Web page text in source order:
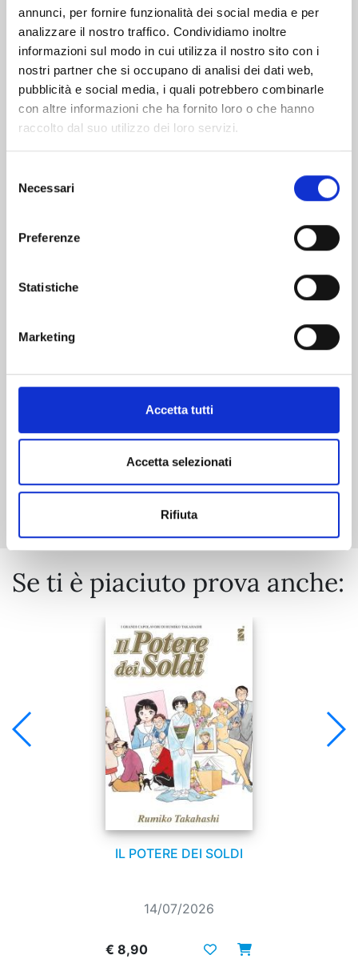
annunci, per fornire funzionalità dei social media e per
analizzare il nostro traffico. Condividiamo inoltre
informazioni sul modo in cui utilizza il nostro sito con i
nostri partner che si occupano di analisi dei dati web,
pubblicità e social media, i quali potrebbero combinarle
con altre informazioni che ha fornito loro o che hanno
raccolto dal suo utilizzo dei loro servizi.
delNecessari
Preferenze
Statistiche
Marketing
Accetta tutti
Accetta selezionati
Rifiuta
Altri volumi della serie
€ 5,90
Mostra tutto
Se ti è piaciuto prova anche:
IL POTERE DEI SOLDI
14/07/2026
€ 8,90